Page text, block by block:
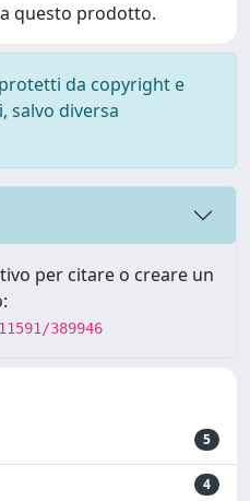
questo prodotto.
da copyright e
salvo diversa
per citare o creare un
389946
5
4